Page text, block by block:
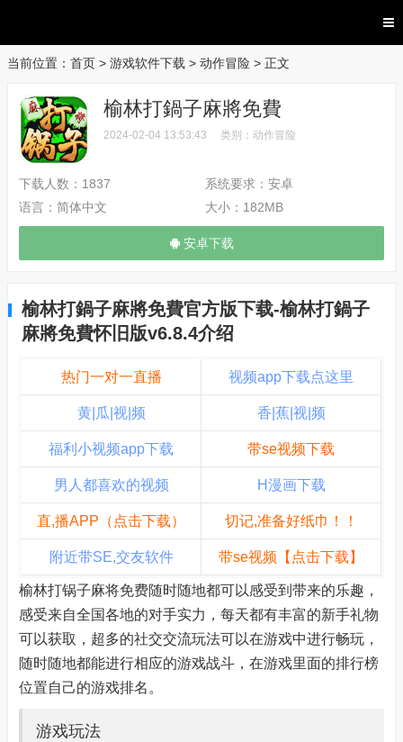
当前位置： 首页 > 游戏软件下载 > 动作冒险 > 正文
榆林打鍋子麻將免費
2024-02-04 13:53:43 类别：动作冒险
下载人数： 1837 系统要求： 安卓
语言： 简体中文 大小： 182MB
安卓下载
榆林打鍋子麻將免費官方版下载-榆林打鍋子
麻將免費怀旧版v6.8.4介绍
热门一对一直播 视频app下载点这里
黄|瓜|视|频 香|蕉|视|频
福利小视频app下载 带se视频下载
男人都喜欢的视频 H漫画下载
直,播APP（点击下载） 切记,准备好纸巾！！
附近带SE,交友软件 带se视频【点击下载】
榆林打锅子麻将免费随时随地都可以感受到带来的乐趣，
感受来自全国各地的对手实力，每天都有丰富的新手礼物
可以获取，超多的社交交流玩法可以在游戏中进行畅玩，
随时随地都能进行相应的游戏战斗，在游戏里面的排行榜
位置自己的游戏排名。
游戏玩法